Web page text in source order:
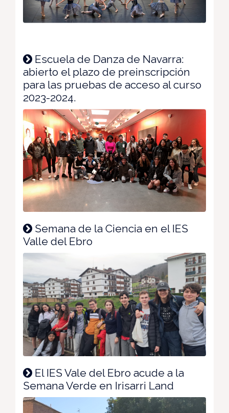
Escuela de Danza de Navarra:
abierto el plazo de preinscripción
para las pruebas de acceso al curso
2023-2024.
Semana de la Ciencia en el IES
Valle del Ebro
El IES Vale del Ebro acude a la
Semana Verde en Irisarri Land